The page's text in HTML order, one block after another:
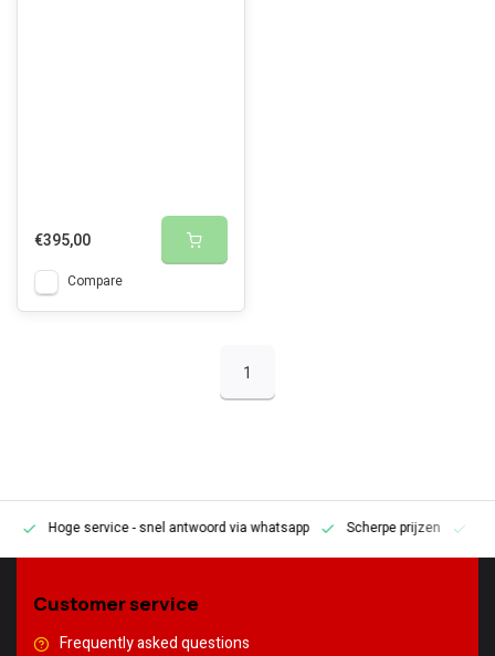
€395,00
Compare
1
Hoge service- snel antwoord via whatsapp Scherpe prijzen
Customer service
Frequently asked questions